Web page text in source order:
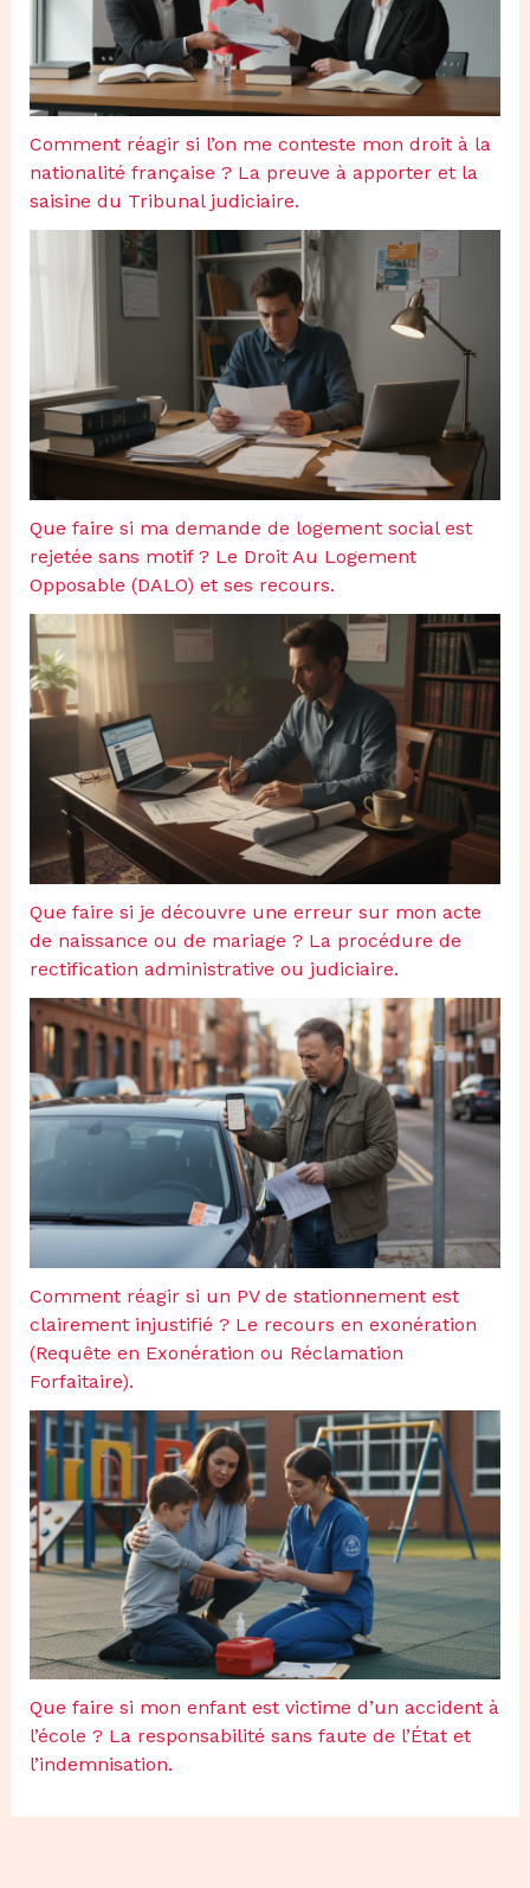
Comment réagir si l’on me conteste mon droit à la
nationalité française ? La preuve à apporter et la
saisine du Tribunal judiciaire.
Que faire si ma demande de logement social est
rejetée sans motif ? Le Droit Au Logement
Opposable (DALO) et ses recours.
Que faire si je découvre une erreur sur mon acte
de naissance ou de mariage ? La procédure de
rectification administrative ou judiciaire.
Comment réagir si un PV de stationnement est
clairement injustifié ? Le recours en exonération
(Requête en Exonération ou Réclamation
Forfaitaire).
Que faire si mon enfant est victime d’un accident à
l’école ? La responsabilité sans faute de l’État et
l’indemnisation.